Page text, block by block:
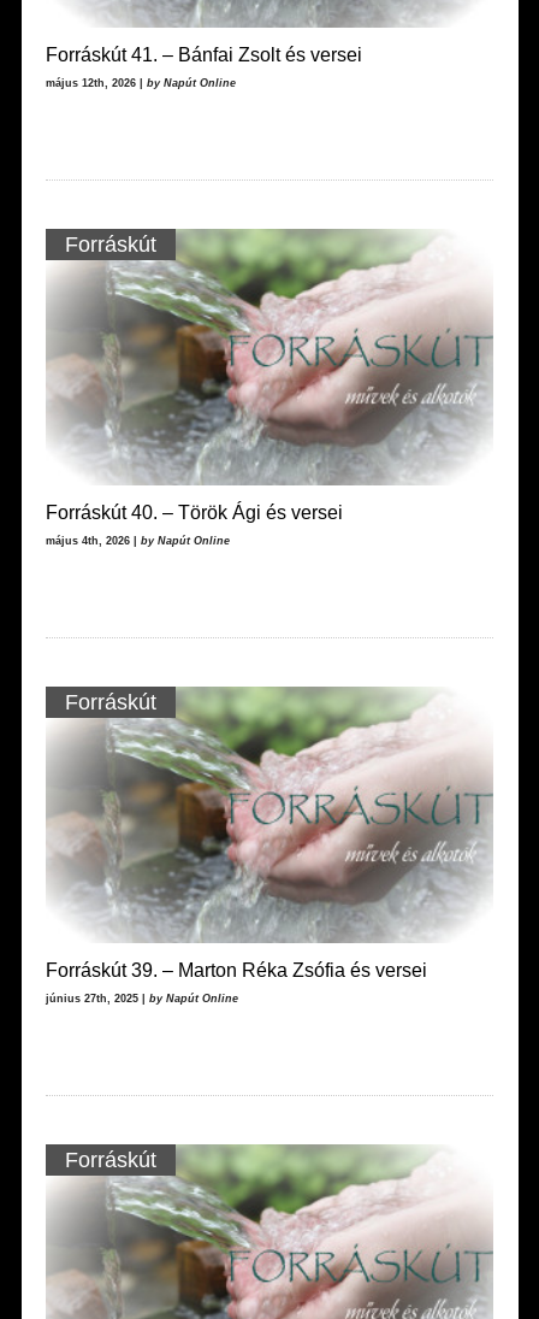
Forráskút 41. – Bánfai Zsolt és versei
május 12th, 2026 | by Napút Online
Forráskút
Forráskút 40. – Török Ági és versei
május 4th, 2026 | by Napút Online
Forráskút
Forráskút 39. – Marton Réka Zsófia és versei
június 27th, 2025 | by Napút Online
Forráskút